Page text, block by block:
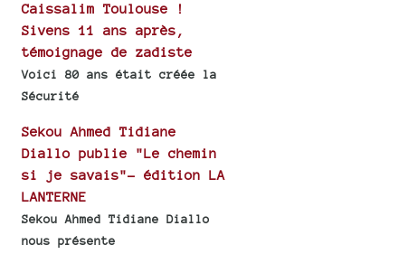
Caissalim Toulouse !
Sivens 11 ans après,
témoignage de zadiste
Voici 80 ans était créée la
Sécurité
Sekou Ahmed Tidiane
Diallo publie "Le chemin
si je savais"- édition LA
LANTERNE
Sekou Ahmed Tidiane Diallo
nous présente